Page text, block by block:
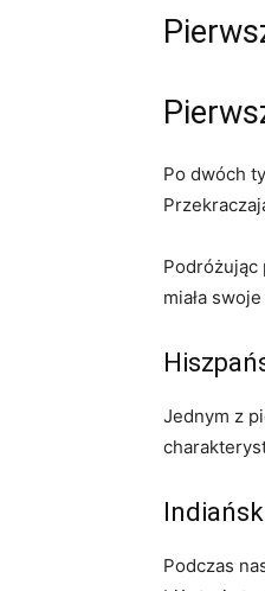
Po dwóch
Podróżując
miała
Jednym z
Podczas